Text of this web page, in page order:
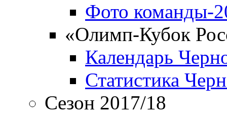
Фото команды-
«Олимп-Кубок
Календарь
Статистика
Сезон 2017/18